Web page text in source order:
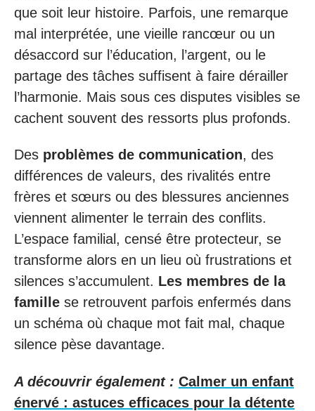
que soit leur histoire. Parfois, une remarque
mal interprétée, une vieille rancœur ou un
désaccord sur l’éducation, l’argent, ou le
partage des tâches suffisent à faire dérailler
l’harmonie. Mais sous ces disputes visibles se
cachent souvent des ressorts plus profonds.
Des problèmes de communication, des
différences de valeurs, des rivalités entre
frères et sœurs ou des blessures anciennes
viennent alimenter le terrain des conflits.
L’espace familial, censé être protecteur, se
transforme alors en un lieu où frustrations et
silences s’accumulent. Les membres de la
famille se retrouvent parfois enfermés dans
un schéma où chaque mot fait mal, chaque
silence pèse davantage.
A découvrir également : Calmer un enfant
énervé : astuces efficaces pour la détente